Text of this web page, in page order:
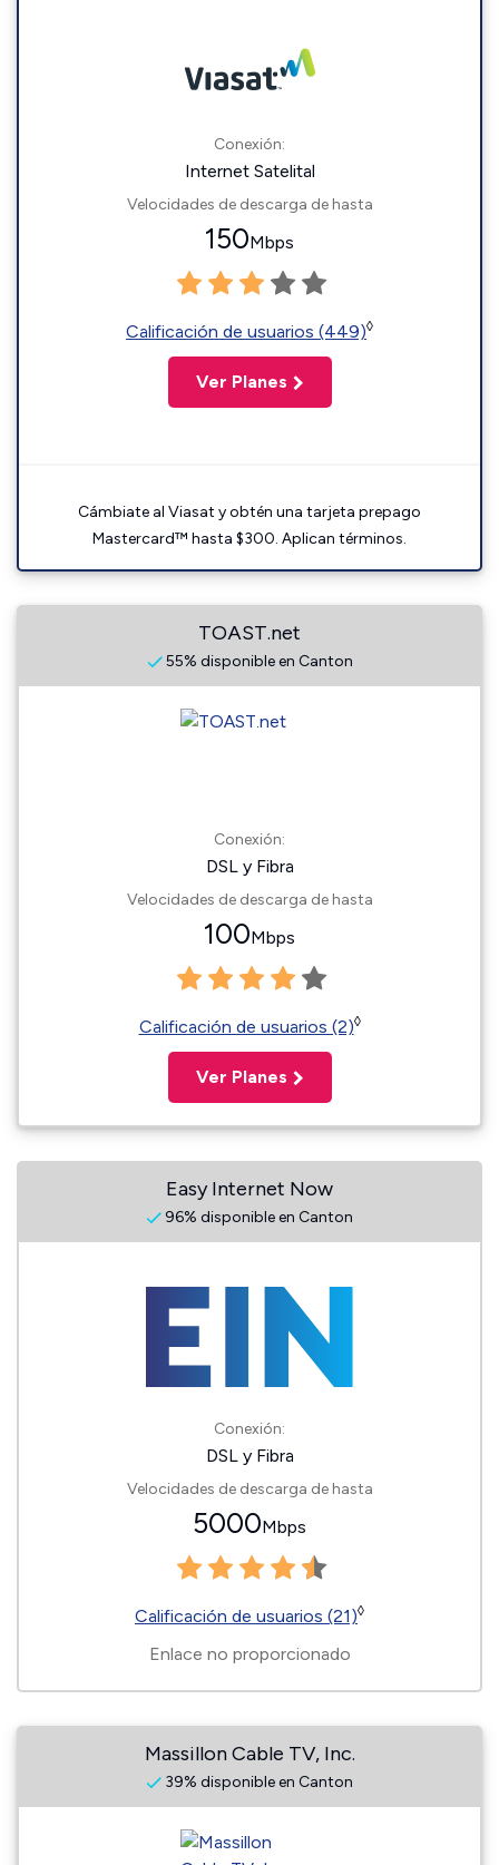
Conexión:
Internet Satelital
Velocidades de descarga de hasta
150Mbps
Calificación de usuarios (449)◊
Ver Planes
Cámbiate al Viasat y obtén una tarjeta prepago
Mastercard™ hasta $300. Aplican términos.
TOAST.net
55% disponible en Canton
Conexión:
DSL y Fibra
Velocidades de descarga de hasta
100Mbps
Calificación de usuarios (2)◊
Ver Planes
Easy Internet Now
96% disponible en Canton
Conexión:
DSL y Fibra
Velocidades de descarga de hasta
5000Mbps
Calificación de usuarios (21)◊
Enlace no proporcionado
Massillon Cable TV, Inc.
39% disponible en Canton